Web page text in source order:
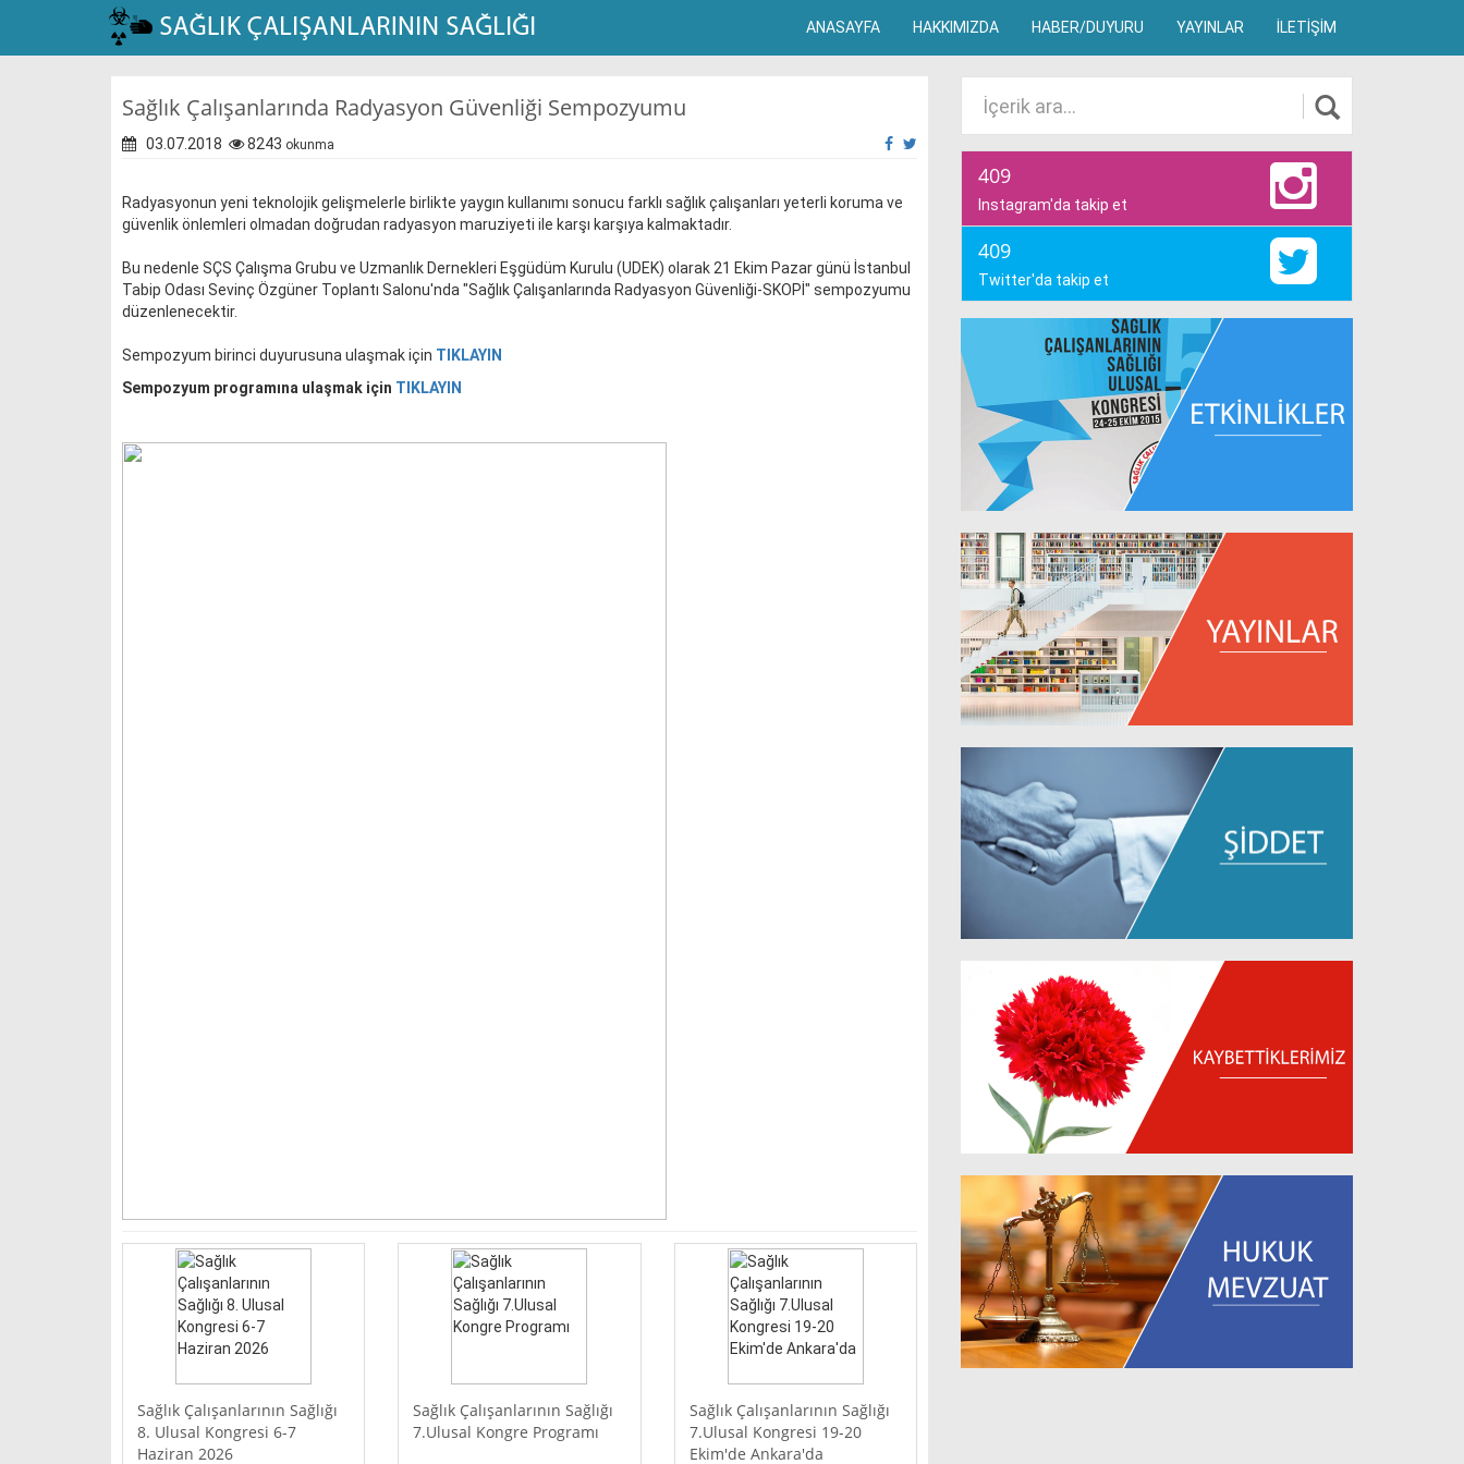
ANASAYFA HAKKIMIZDA HABER/DUYURU YAYINLAR İLETİŞİM
Sağlık Çalışanlarında Radyasyon Güvenliği Sempozyumu
03.07.2018 8243 okunma
Radyasyonun yeni teknolojik gelişmelerle birlikte yaygın kullanımı sonucu farklı sağlık çalışanları yeterli koruma ve
güvenlik önlemleri olmadan doğrudan radyasyon maruziyeti ile karşı karşıya kalmaktadır.
Bu nedenle SÇS Çalışma Grubu ve Uzmanlık Dernekleri Eşgüdüm Kurulu (UDEK) olarak 21 Ekim Pazar günü İstanbul
Tabip Odası Sevinç Özgüner Toplantı Salonu'nda "Sağlık Çalışanlarında Radyasyon Güvenliği-SKOPİ" sempozyumu
düzenlenecektir.
Sempozyum birinci duyurusuna ulaşmak için TIKLAYIN
Sempozyum programına ulaşmak için TIKLAYIN
Sağlık Çalışanlarının Sağlığı
8. Ulusal Kongresi 6-7
Haziran 2026
Sağlık Çalışanlarının Sağlığı
7.Ulusal Kongre Programı
Sağlık Çalışanlarının Sağlığı
7.Ulusal Kongresi 19-20
Ekim'de Ankara'da
409
Instagram'da takip et
409
Twitter'da takip et